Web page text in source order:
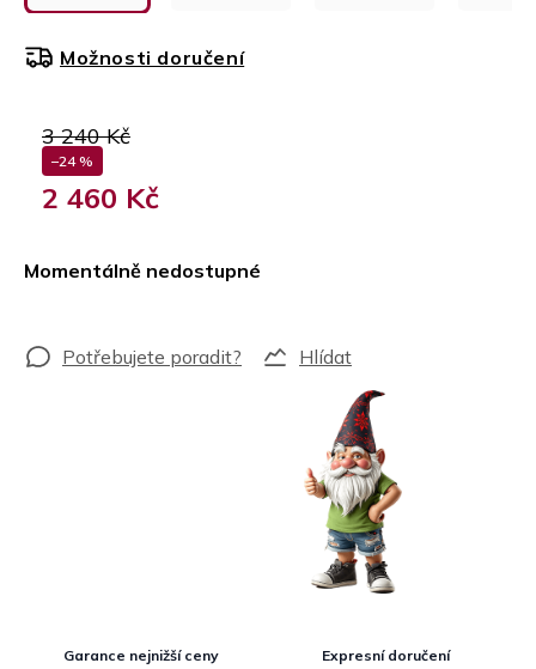
3 240 Kč
–24 %
2 460 Kč
Momentálně nedostupné
Možnosti doručení
Hlídat
Garance nejnižší ceny
Expresní doručení